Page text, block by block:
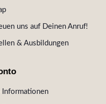
uns auf Deinen Anruf!
& Ausbildungen
Informationen